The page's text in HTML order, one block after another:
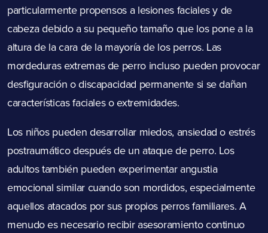
particularmente propensos a lesiones faciales y de
cabeza debido a su pequeño tamaño que los pone a la
altura de la cara de la mayoría de los perros. Las
mordeduras extremas de perro incluso pueden provocar
desfiguración o discapacidad permanente si se dañan
características faciales o extremidades.
Los niños pueden desarrollar miedos, ansiedad o estrés
postraumático después de un ataque de perro. Los
adultos también pueden experimentar angustia
emocional similar cuando son mordidos, especialmente
aquellos atacados por sus propios perros familiares. A
menudo es necesario recibir asesoramiento continuo